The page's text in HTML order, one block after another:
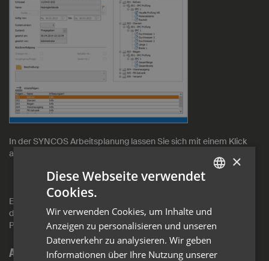
In der SYNCOS Arbeitsplanung lassen Sie sich mit einem Klick
alle wesentlichen Informationen anzeigen wie
Auftragsinformationen,
Artikelinformationen
Ebenso lässt sich direkt aus dem Arbeitsplan der Prüfablauf mit
den zu prüfenden Merkmalen mit Informationen zu Ablauftyp,
Prüfmittel und den bereits erfassten Fehlern anzeigen.
Auftragspool
ENGLISH
×
Diese Webseite verwendet
Cookies.
Wir verwenden Cookies, um Inhalte und
Anzeigen zu personalisieren und unseren
Datenverkehr zu analysieren. Wir geben
Informationen über Ihre Nutzung unserer